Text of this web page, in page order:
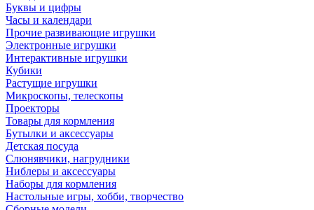
Буквы и цифры
Часы и календари
Прочие развивающие игрушки
Электронные игрушки
Интерактивные игрушки
Кубики
Растущие игрушки
Микроскопы, телескопы
Проекторы
Товары для кормления
Бутылки и аксессуары
Детская посуда
Слюнявчики, нагрудники
Ниблеры и аксессуары
Наборы для кормления
Настольные игры, хобби, творчество